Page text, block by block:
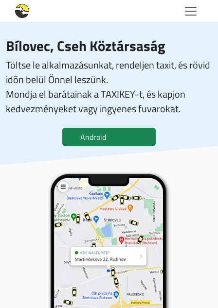
Bílovec, Cseh Köztársaság
Töltse le alkalmazásunkat, rendeljen taxit, és rövid
időn belül Önnel leszünk.
Mondja el barátainak a TAXIKEY-t, és kapjon
kedvezményeket vagy ingyenes fuvarokat.
Android